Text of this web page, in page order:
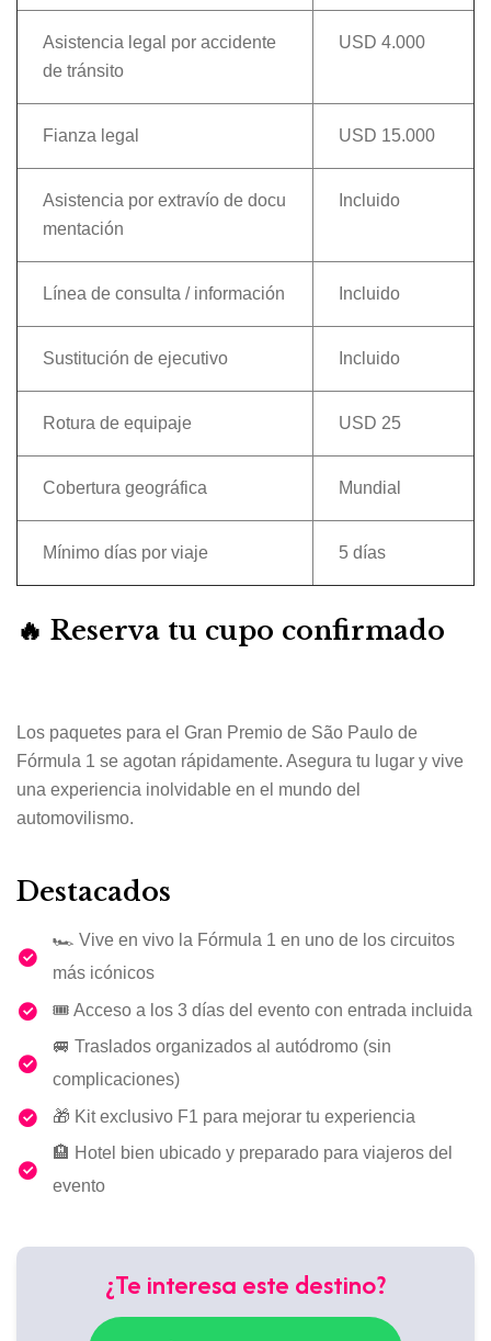
Asistencia legal por accidente
de tránsito
USD 4.000
Fianza legal USD 15.000
Asistencia por extravío de docu
mentación
Incluido
Línea de consulta / información Incluido
Sustitución de ejecutivo Incluido
Rotura de equipaje USD 25
Cobertura geográfica Mundial
Mínimo días por viaje 5 días
🔥 Reserva tu cupo confirmado
Los paquetes para el Gran Premio de São Paulo de
Fórmula 1 se agotan rápidamente. Asegura tu lugar y vive
una experiencia inolvidable en el mundo del
automovilismo.
Destacados
🏎️ Vive en vivo la Fórmula 1 en uno de los circuitos
más icónicos
🎟️ Acceso a los 3 días del evento con entrada incluida
🚐 Traslados organizados al autódromo (sin
complicaciones)
🎁 Kit exclusivo F1 para mejorar tu experiencia
🏨 Hotel bien ubicado y preparado para viajeros del
evento
¿Te interesa este destino?